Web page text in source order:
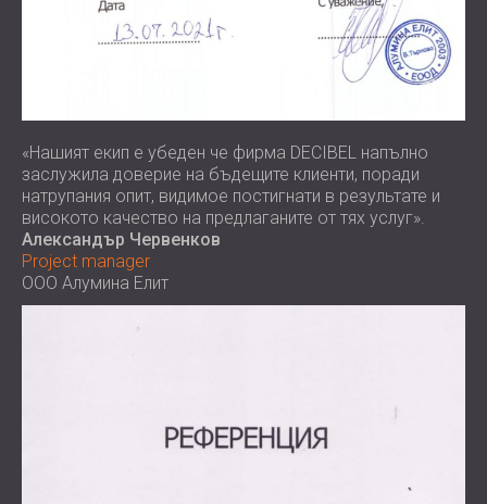
«Нашият екип е убеден че фирма DECIBEL напълно
заслужила доверие на бъдещите клиенти, поради
натрупания опит, видимое постигнати в результате и
високото качество на предлаганите от тях услуг».
Александър Червенков
Project manager
ООО Алумина Елит